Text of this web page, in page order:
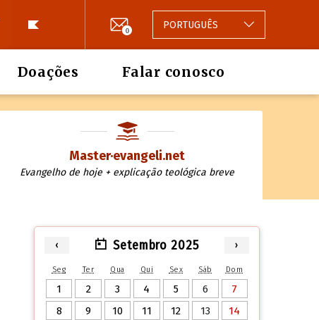
0 PORTUGUÊS
Doações Falar conosco
Master·evangeli.net
Evangelho de hoje + explicação teológica breve
‹ Setembro 2025 ›
Seg Ter Qua Qui Sex Sáb Dom
1 2 3 4 5 6
7
8
9 10 11 12 13
14